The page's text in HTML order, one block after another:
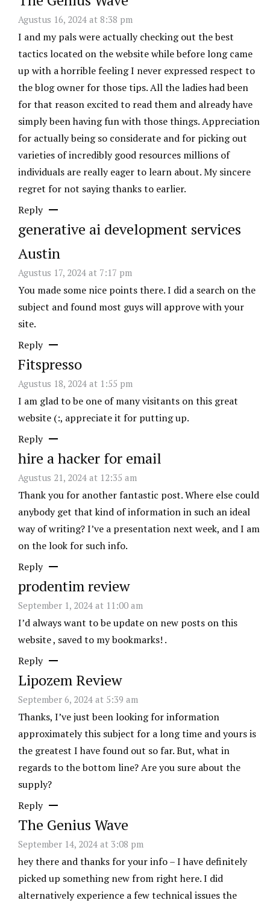
Agustus 16, 2024 at 8:38 pm
I and my pals were actually checking out the best
tactics located on the website while before long came
up with a horrible feeling I never expressed respect to
the blog owner for those tips. All the ladies had been
for that reason excited to read them and already have
simply been having fun with those things. Appreciation
for actually being so considerate and for picking out
varieties of incredibly good resources millions of
individuals are really eager to learn about. My sincere
regret for not saying thanks to earlier.
Reply
generative ai development services
Austin
Agustus 17, 2024 at 7:17 pm
You made some nice points there. I did a search on the
subject and found most guys will approve with your
site.
Reply
Fitspresso
Agustus 18, 2024 at 1:55 pm
I am glad to be one of many visitants on this great
website (:, appreciate it for putting up.
Reply
hire a hacker for email
Agustus 21, 2024 at 12:35 am
Thank you for another fantastic post. Where else could
anybody get that kind of information in such an ideal
way of writing? I’ve a presentation next week, and I am
on the look for such info.
Reply
prodentim review
September 1, 2024 at 11:00 am
I’d always want to be update on new posts on this
website , saved to my bookmarks! .
Reply
Lipozem Review
September 6, 2024 at 5:39 am
Thanks, I’ve just been looking for information
approximately this subject for a long time and yours is
the greatest I have found out so far. But, what in
regards to the bottom line? Are you sure about the
supply?
Reply
The Genius Wave
September 14, 2024 at 3:08 pm
hey there and thanks for your info – I have definitely
picked up something new from right here. I did
alternatively experience a few technical issues the